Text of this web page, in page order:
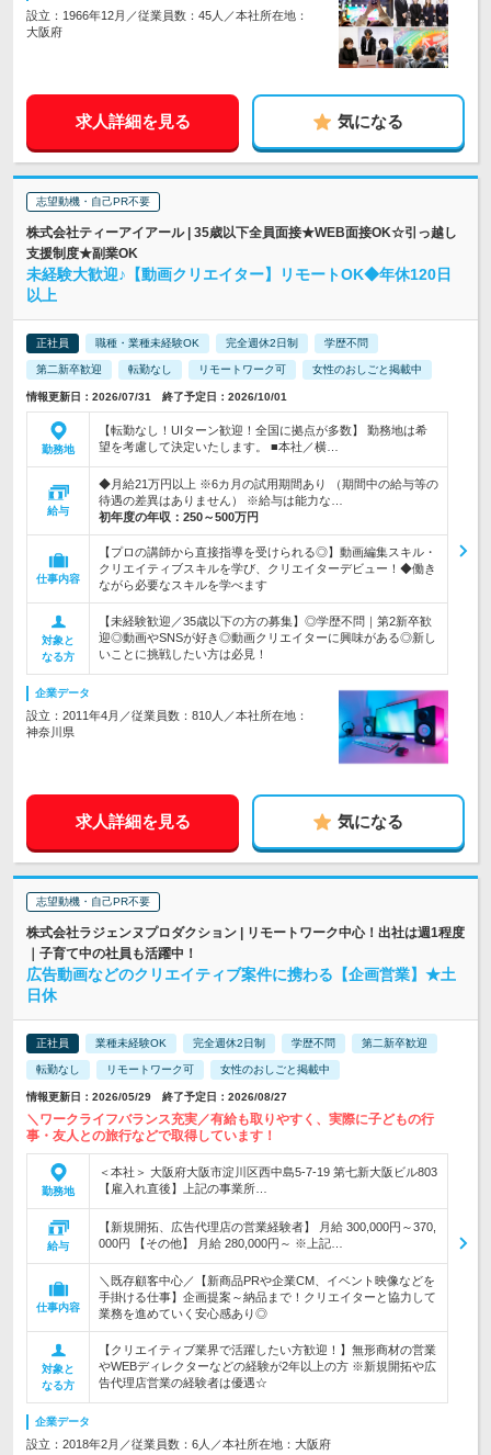
設立：1966年12月／従業員数：45人／本社所在地：
大阪府
求人詳細を見る 気になる
志望動機・自己PR不要
株式会社ティーアイアール | 35歳以下全員面接★WEB面接OK☆引っ越し
支援制度★副業OK
未経験大歓迎♪【動画クリエイター】リモートOK◆年休120日
以上
正社員 職種・業種未経験OK 完全週休2日制 学歴不問
第二新卒歓迎 転勤なし リモートワーク可 女性のおしごと掲載中
情報更新日：2026/07/31 終了予定日：2026/10/01
勤務地
【転勤なし！UIターン歓迎！全国に拠点が多数】 勤務地は希
望を考慮して決定いたします。 ■本社／横…
給与
◆月給21万円以上 ※6カ月の試用期間あり （期間中の給与等の
待遇の差異はありません） ※給与は能力な…
初年度の年収： 250～500万円
仕事内容
【プロの講師から直接指導を受けられる◎】動画編集スキル・
クリエイティブスキルを学び、クリエイターデビュー！◆働き
ながら必要なスキルを学べます
対象と
なる方
【未経験歓迎／35歳以下の方の募集】◎学歴不問｜第2新卒歓
迎◎動画やSNSが好き◎動画クリエイターに興味がある◎新し
いことに挑戦したい方は必見！
企業データ
設立：2011年4月／従業員数：810人／本社所在地：
神奈川県
求人詳細を見る 気になる
志望動機・自己PR不要
株式会社ラジェンヌプロダクション | リモートワーク中心！出社は週1程度
｜子育て中の社員も活躍中！
広告動画などのクリエイティブ案件に携わる【企画営業】★土
日休
正社員 業種未経験OK 完全週休2日制 学歴不問 第二新卒歓迎
転勤なし リモートワーク可 女性のおしごと掲載中
情報更新日：2026/05/29 終了予定日：2026/08/27
＼ワークライフバランス充実／有給も取りやすく、実際に子どもの行
事・友人との旅行などで取得しています！
勤務地
＜本社＞ 大阪府大阪市淀川区西中島5-7-19 第七新大阪ビル803
【雇入れ直後】上記の事業所…
給与
【新規開拓、広告代理店の営業経験者】 月給 300,000円～370,
000円 【その他】 月給 280,000円～ ※上記…
仕事内容
＼既存顧客中心／【新商品PRや企業CM、イベント映像などを
手掛ける仕事】企画提案～納品まで！クリエイターと協力して
業務を進めていく安心感あり◎
対象と
なる方
【クリエイティブ業界で活躍したい方歓迎！】無形商材の営業
やWEBディレクターなどの経験が2年以上の方 ※新規開拓や広
告代理店営業の経験者は優遇☆
企業データ
設立：2018年2月／従業員数：6人／本社所在地：大阪府